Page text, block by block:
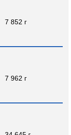
7 852 г
7 962 г